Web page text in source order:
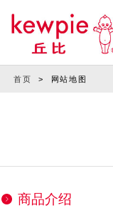
首页 > 网站地图
商品介绍